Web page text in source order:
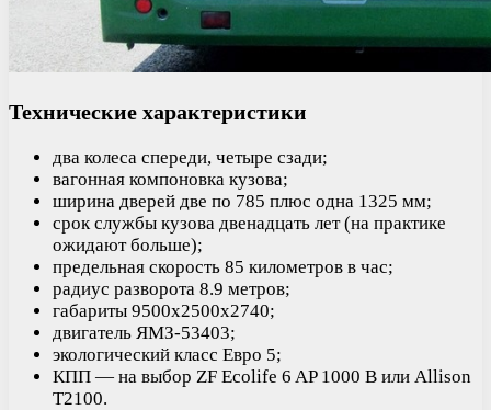
Технические характеристики
два колеса спереди, четыре сзади;
вагонная компоновка кузова;
ширина дверей две по 785 плюс одна 1325 мм;
срок службы кузова двенадцать лет (на практике
ожидают больше);
предельная скорость 85 километров в час;
радиус разворота 8.9 метров;
габариты 9500х2500х2740;
двигатель ЯМЗ-53403;
экологический класс Евро 5;
КПП — на выбор ZF Ecolife 6 AP 1000 B или Allison
T2100.